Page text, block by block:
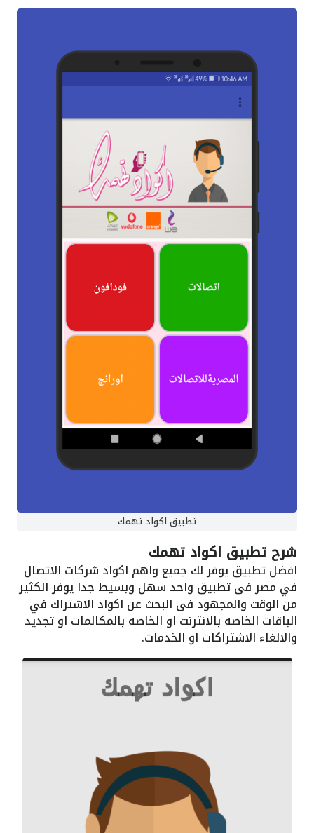
تطبيق اكواد تهمك
شرح تطبيق اكواد تهمك
افضل تطبيق يوفر لك جميع واهم اكواد شركات الاتصال
في مصر فى تطبيق واحد سهل وبسيط جدا يوفر الكثير
من الوقت والمجهود فى البحث عن اكواد الاشتراك في
الباقات الخاصه بالانترنت او الخاصه بالمكالمات او تجديد
والالغاء الاشتراكات او الخدمات.